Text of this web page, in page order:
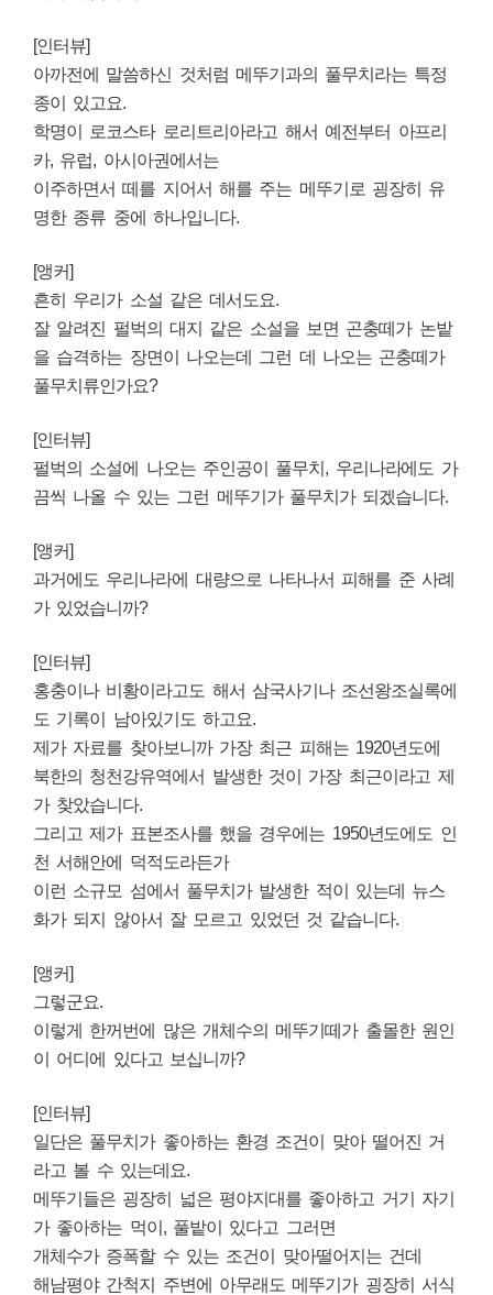
[인터뷰]
아까전에 말씀하신 것처럼 메뚜기과의 풀무치라는 특정
종이 있고요.
학명이 로코스타 로리트리아라고 해서 예전부터 아프리
카, 유럽, 아시아권에서는
이주하면서떼를 지어서 해를 주는 메뚜기로 굉장히 유
명한 종류 중에 하나입니다.
[앵커]
흔히 우리가 소설 같은 데서도요.
잘 알려진 펄벅의 대지 같은 소설을 보면 곤충떼가 논밭
을 습격하는 장면이 나오는데 그런 데 나오는 곤충떼가
풀무치류인가요?
[인터뷰]
펄벅의 소설에 나오는 주인공이 풀무치, 우리나라에도 가
끔씩 나올 수 있는 그런 메뚜기가 풀무치가 되겠습니다.
[앵커]
과거에도 우리나라에 대량으로 나타나서 피해를 준 사례
가 있었습니까?
[인터뷰]
홍충이나 비황이라고도 해서 삼국사기나 조선왕조실록에
도 기록이 남아있기도 하고요.
제가 자료를 찾아보니까 가장 최근 피해는 1920년도에
북한의 청천강유역에서 발생한 것이 가장 최근이라고 제
가 찾았습니다.
그리고 제가 표본조사를 했을 경우에는 1950년도에도 인
천 서해안에 덕적도라든가
이런 소규모 섬에서 풀무치가 발생한 적이 있는데 뉴스
화가 되지 않아서 잘 모르고 있었던 것 같습니다.
[앵커]
그렇군요.
이렇게 한꺼번에 많은 개체수의 메뚜기떼가 출몰한 원인
이 어디에 있다고 보십니까?
[인터뷰]
일단은 풀무치가 좋아하는 환경 조건이 맞아 떨어진 거
라고 볼 수 있는데요.
메뚜기들은 굉장히 넓은 평야지대를 좋아하고 거기 자기
가 좋아하는 먹이, 풀밭이 있다고 그러면
개체수가 증폭할 수 있는 조건이 맞아떨어지는 건데
해남평야 간척지 주변에 아무래도 메뚜기가 굉장히 서식